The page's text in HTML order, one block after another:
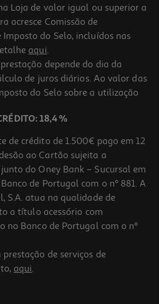
Loja de valor igual ou superior a
acresce Comissão de
do Selo, incluídos nas
aqui.
depende do dia da
de juros diários. Ao valor das
do Selo sobre a utilização
18,4 %
de crédito de 1.500€ pago em 12
ao Cartão sujeita a
do Oney Bank – Sucursal em
de Portugal com o nº 881. A
S.A. atua na qualidade de
a título acessório com
no Banco de Portugal com o nº
de serviços de
aqui.